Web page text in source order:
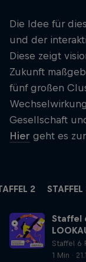
Die Idee für
und der
Diese zeigt
Zukunft
fünf großen
Gesellschaft
Hier geht es
2 STAFFEL
Staffel
Staffel 6
1 Min ·